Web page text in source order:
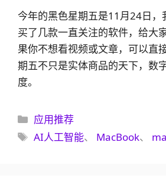
今年的黑色星期五是11月24日，
买了几款一直关注的软件，给大
果你不想看视频或文章，可以直
期五不只是实体商品的天下，数
度。
分
类
应用推荐
标
AI人工智能、 MacBook、